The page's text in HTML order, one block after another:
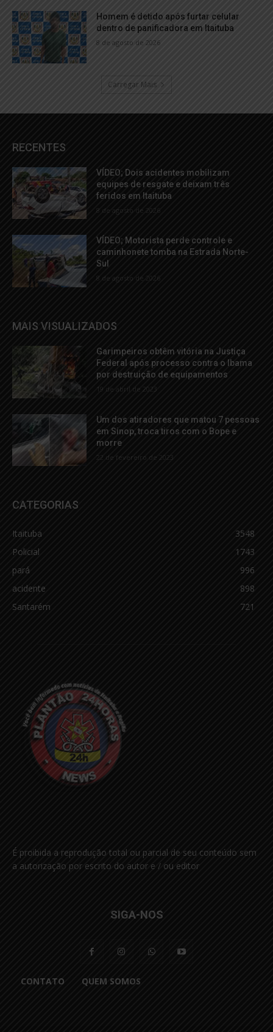
Homem é detido após furtar celular
dentro de panificadora em Itaituba
8 de agosto de 2026
Carregar Mais
RECENTES
VÍDEO; Dois acidentes mobilizam
equipes de resgate e deixam três
feridos em Itaituba
8 de agosto de 2026
VÍDEO; Motorista perde controle e
caminhonete tomba na Estrada Norte-
Sul
8 de agosto de 2026
MAIS VISUALIZADOS
Garimpeiros obtêm vitória na Justiça
Federal após processo contra o Ibama
por destruição de equipamentos
19 de abril de 2023
Um dos atiradores que matou 7 pessoas
em Sinop, troca tiros com o Bope e
morre
22 de fevereiro de 2023
CATEGORIAS
Itaituba
3548
Policial
1743
pará
996
acidente
898
Santarém
721
É proibida a reprodução total ou parcial de seu conteúdo sem
a autorização por escrito do autor e / ou editor
SIGA-NOS
CONTATO QUEM SOMOS